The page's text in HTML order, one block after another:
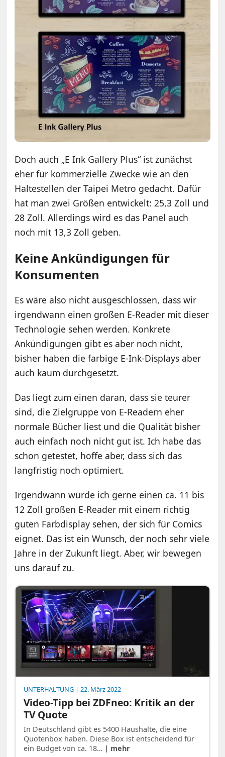
Doch auch „E Ink Gallery Plus“ ist zunächst
eher für kommerzielle Zwecke wie an den
Haltestellen der Taipei Metro gedacht. Dafür
hat man zwei Größen entwickelt: 25,3 Zoll und
28 Zoll. Allerdings wird es das Panel auch
noch mit 13,3 Zoll geben.
Keine Ankündigungen für
Konsumenten
Es wäre also nicht ausgeschlossen, dass wir
irgendwann einen großen E-Reader mit dieser
Technologie sehen werden. Konkrete
Ankündigungen gibt es aber noch nicht,
bisher haben die farbige E-Ink-Displays aber
auch kaum durchgesetzt.
Das liegt zum einen daran, dass sie teurer
sind, die Zielgruppe von E-Readern eher
normale Bücher liest und die Qualität bisher
auch einfach noch nicht gut ist. Ich habe das
schon getestet, hoffe aber, dass sich das
langfristig noch optimiert.
Irgendwann würde ich gerne einen ca. 11 bis
12 Zoll großen E-Reader mit einem richtig
guten Farbdisplay sehen, der sich für Comics
eignet. Das ist ein Wunsch, der noch sehr viele
Jahre in der Zukunft liegt. Aber, wir bewegen
uns darauf zu.
UNTERHALTUNG | 22. März 2022
Video-Tipp bei ZDFneo: Kritik an der
TV Quote
In Deutschland gibt es 5400 Haushalte, die eine
Quotenbox haben. Diese Box ist entscheidend für
ein Budget von ca. 18… | mehr